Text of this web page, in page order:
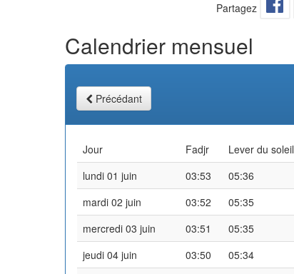
Partagez
Calendrier mensuel
Précédant
Jour Fadjr Lever du soleil
lundi 01 juin
03:53 05:36
mardi 02 juin
03:52 05:35
mercredi 03 juin
03:51 05:35
jeudi 04 juin
03:50 05:34